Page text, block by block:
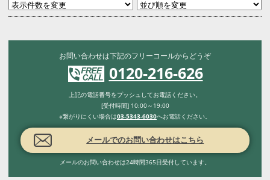
お問い合わせは下記のフリーコールからどうぞ
0120-216-626
上記の電話番号をプッシュしてお電話ください。
[受付時間] 10:00～19:00
※繋がりにくい場合は03-5343-6030へお電話ください。
メールでのお問い合わせはこちら
メールのお問い合わせは24時間365日受付しています。